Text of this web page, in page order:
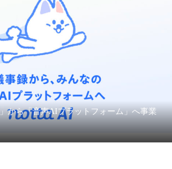
から「音声AIプラットフォーム」へ事業